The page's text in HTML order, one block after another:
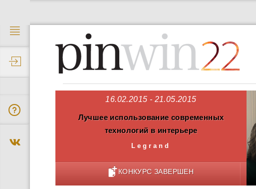
22
16.02.2015 - 21.05.2015
Лучшее использование современных
технологий в интерьере
Legrand
КОНКУРС ЗАВЕРШЕН